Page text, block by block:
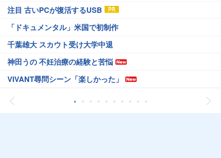
注目 古いPCが復活するUSB
「ドキュメンタル」米国で初制作
千葉雄大 スカウト受け大学中退
神田うの 不妊治療の経験と苦悩
VIVANT尋問シーン「楽しかった」